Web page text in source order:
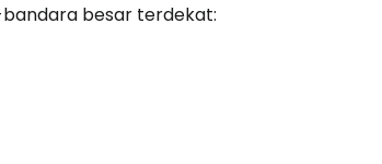
besar terdekat: